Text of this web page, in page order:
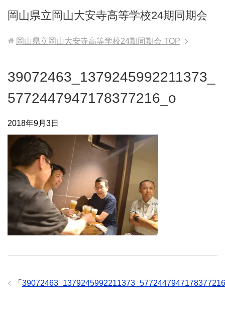
岡山県立岡山大安寺高等学校24期同期会
岡山県立岡山大安寺高等学校24期同期会 TOP
39072463_1379245992211373_
5772447947178377216_o
2018年9月3日
「